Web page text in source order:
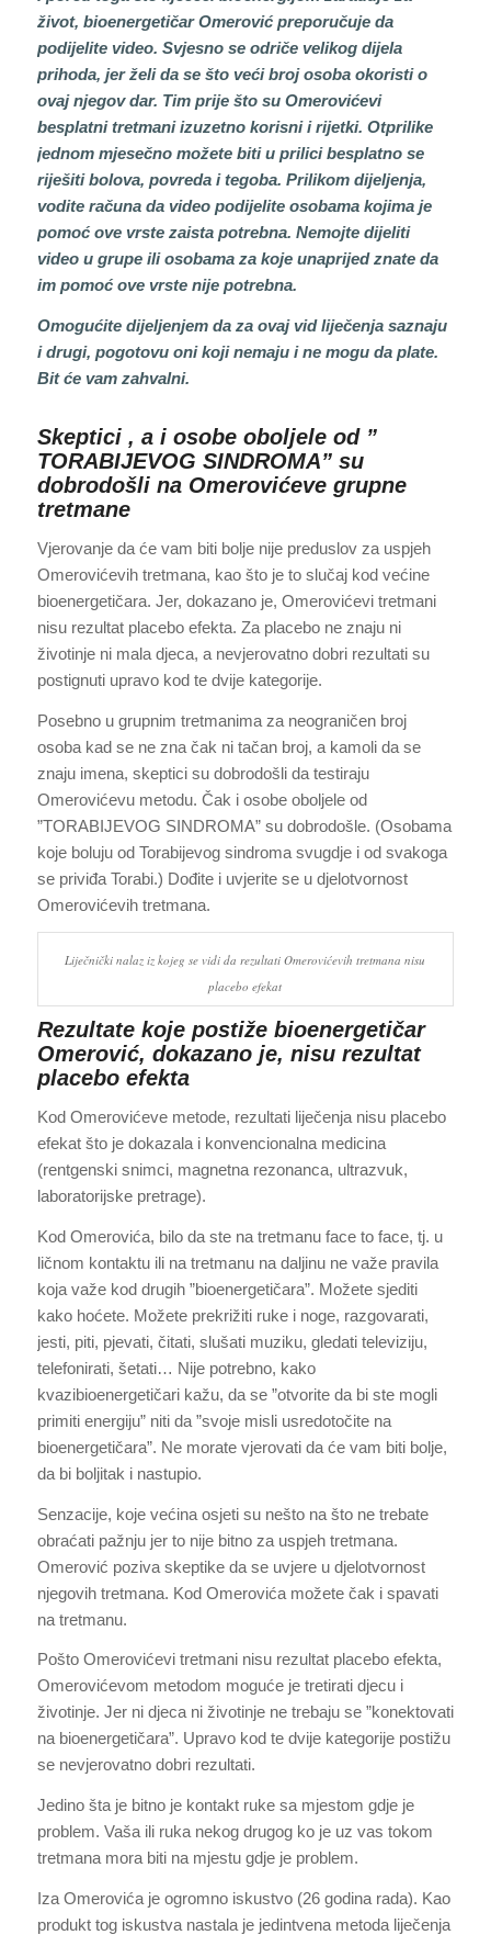
život, bioenergetičar Omerović preporučuje da
podijelite video. Svjesno se odriče velikog dijela
prihoda, jer želi da se što veći broj osoba okoristi o
ovaj njegov dar. Tim prije što su Omerovićevi
besplatni tretmani izuzetno korisni i rijetki. Otprilike
jednom mjesečno možete biti u prilici besplatno se
riješiti bolova, povreda i tegoba. Prilikom dijeljenja,
vodite računa da video podijelite osobama kojima je
pomoć ove vrste zaista potrebna. Nemojte dijeliti
video u grupe ili osobama za koje unaprijed znate da
im pomoć ove vrste nije potrebna.
Omogućite dijeljenjem da za ovaj vid liječenja saznaju
i drugi, pogotovu oni koji nemaju i ne mogu da plate.
Bit će vam zahvalni.
Skeptici , a i osobe oboljele od ”
TORABIJEVOG SINDROMA” su
dobrodošli na Omerovićeve grupne
tretmane
Vjerovanje da će vam biti bolje nije preduslov za uspjeh
Omerovićevih tretmana, kao što je to slučaj kod većine
bioenergetičara. Jer, dokazano je, Omerovićevi tretmani
nisu rezultat placebo efekta. Za placebo ne znaju ni
životinje ni mala djeca, a nevjerovatno dobri rezultati su
postignuti upravo kod te dvije kategorije.
Posebno u grupnim tretmanima za neograničen broj
osoba kad se ne zna čak ni tačan broj, a kamoli da se
znaju imena, skeptici su dobrodošli da testiraju
Omerovićevu metodu. Čak i osobe oboljele od
”TORABIJEVOG SINDROMA” su dobrodošle. (Osobama
koje boluju od Torabijevog sindroma svugdje i od svakoga
se priviđa Torabi.) Dođite i uvjerite se u djelotvornost
Omerovićevih tretmana.
Liječnički nalaz iz kojeg se vidi da rezultati Omerovićevih tretmana nisu
placebo efekat
Rezultate koje postiže bioenergetičar
Omerović, dokazano je, nisu rezultat
placebo efekta
Kod Omerovićeve metode, rezultati liječenja nisu placebo
efekat što je dokazala i konvencionalna medicina
(rentgenski snimci, magnetna rezonanca, ultrazvuk,
laboratorijske pretrage).
Kod Omerovića, bilo da ste na tretmanu face to face, tj. u
ličnom kontaktu ili na tretmanu na daljinu ne važe pravila
koja važe kod drugih ”bioenergetičara”. Možete sjediti
kako hoćete. Možete prekrižiti ruke i noge, razgovarati,
jesti, piti, pjevati, čitati, slušati muziku, gledati televiziju,
telefonirati, šetati… Nije potrebno, kako
kvazibioenergetičari kažu, da se ”otvorite da bi ste mogli
primiti energiju” niti da ”svoje misli usredotočite na
bioenergetičara”. Ne morate vjerovati da će vam biti bolje,
da bi boljitak i nastupio.
Senzacije, koje većina osjeti su nešto na što ne trebate
obraćati pažnju jer to nije bitno za uspjeh tretmana.
Omerović poziva skeptike da se uvjere u djelotvornost
njegovih tretmana. Kod Omerovića možete čak i spavati
na tretmanu.
Pošto Omerovićevi tretmani nisu rezultat placebo efekta,
Omerovićevom metodom moguće je tretirati djecu i
životinje. Jer ni djeca ni životinje ne trebaju se ”konektovati
na bioenergetičara”. Upravo kod te dvije kategorije postižu
se nevjerovatno dobri rezultati.
Jedino šta je bitno je kontakt ruke sa mjestom gdje je
problem. Vaša ili ruka nekog drugog ko je uz vas tokom
tretmana mora biti na mjestu gdje je problem.
Iza Omerovića je ogromno iskustvo (26 godina rada). Kao
produkt tog iskustva nastala je jedintvena metoda liječenja